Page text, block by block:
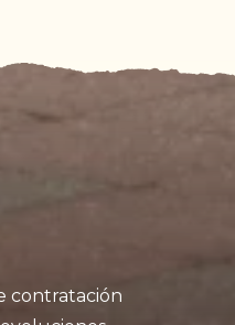
contratación